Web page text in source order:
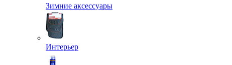
Зимние аксессуары
Интерьер